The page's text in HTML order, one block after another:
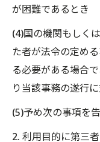
が困難であるとき
(4)国の機関もしく
た者が法令の定め
る必要がある場合
り当該事務の遂行
(5)予め次の事項を
2. 利用目的に第三